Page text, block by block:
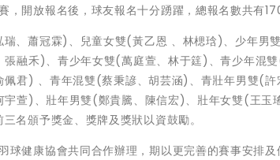
開放報名後，球友報名十分踴躍，總報名數共有
、蕭冠霖)、兒童女雙(黃乙恩 、林楒琀)、少年男
融禾)、青少年女雙(萬庭萱、林于筳)、青少年混
君) 、青年混雙(蔡秉諺、胡芸涵)、青壯年男雙(
萱)、壯年男雙(鄭貴騰、陳信宏)、壯年女雙(王玉
名頒予獎金、獎牌及獎狀以資鼓勵。
球健康協會共同合作辦理，期以更完善的賽事安排及